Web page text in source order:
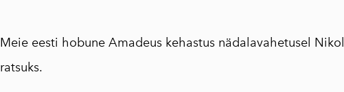
Meie eesti hobune Amadeus kehastus nädalavahetusel
ratsuks.